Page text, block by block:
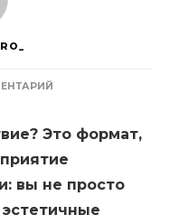
ТУРЫ
ТОП
7
САМЫЕ
Это формат,
вы не просто